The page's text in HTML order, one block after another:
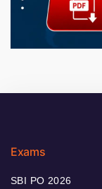
Exams
SBI PO 2026